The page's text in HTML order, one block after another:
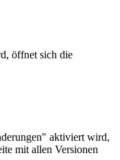
öffnet sich die
aktiviert wird,
mit allen Versionen